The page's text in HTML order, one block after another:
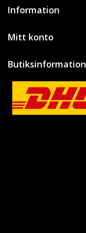
Information
Mitt konto
Butiksinformation